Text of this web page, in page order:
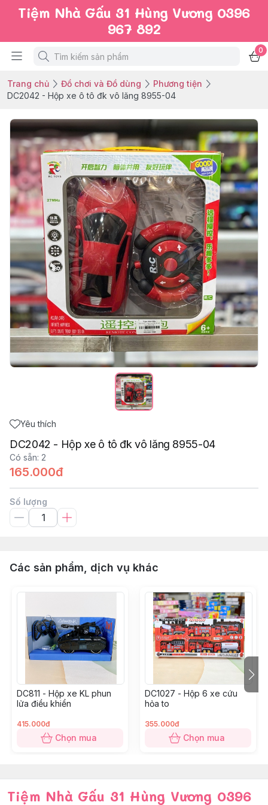
Tiệm Nhà Gấu 31 Hùng Vương 0396
967 892
0
Trang chủ Đồ chơi và Đồ dùng
Phương tiện
DC2042 - Hộp xe ô tô đk vô lăng 8955-04
Yêu thích
DC2042 - Hộp xe ô tô đk vô lăng 8955-04
Có sẵn: 2
165.000đ
Số lượng
Các sản phẩm, dịch vụ khác
DC811 - Hộp xe KL phun
lửa điều khiển
415.000đ
Chọn mua
DC1027 - Hộp 6 xe cứu
hỏa to
355.000đ
Chọn mua
Tiệm Nhà Gấu 31 Hùng Vương 0396